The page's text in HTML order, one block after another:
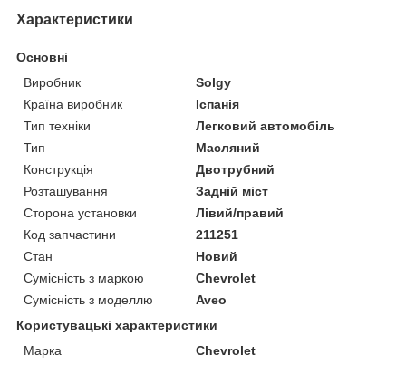
Характеристики
Основні
Виробник
Solgy
Країна виробник
Іспанія
Тип техніки
Легковий автомобіль
Тип
Масляний
Конструкція
Двотрубний
Розташування
Задній міст
Сторона установки
Лівий/правий
Код запчастини
211251
Стан
Новий
Сумісність з маркою
Chevrolet
Сумісність з моделлю
Aveo
Користувацькі характеристики
Марка
Chevrolet